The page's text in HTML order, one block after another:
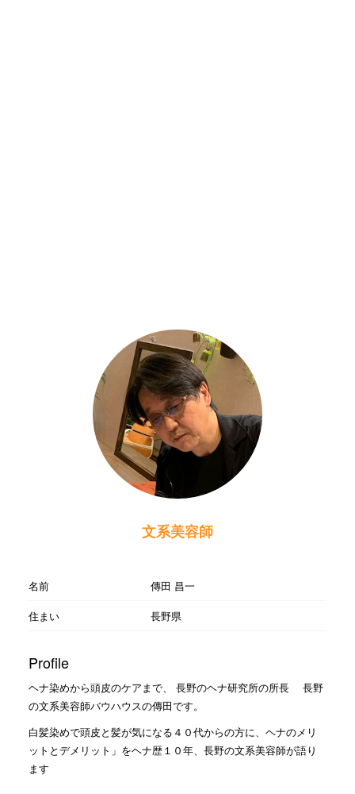
文系美容師
名前
傳田 昌一
住まい
長野県
Profile
ヘナ染めから頭皮のケアまで、 長野のヘナ研究所の所長 長野
の文系美容師バウハウスの傳田です。
白髪染めで頭皮と髪が気になる４０代からの方に、ヘナのメリ
ットとデメリット」をヘナ歴１０年、長野の文系美容師が語り
ます